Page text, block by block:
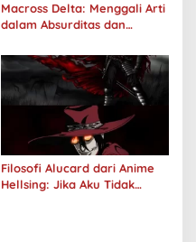
Macross Delta: Menggali Arti
dalam Absurditas dan
Filosofi Alucard dari Anime
Hellsing: Jika Aku Tidak